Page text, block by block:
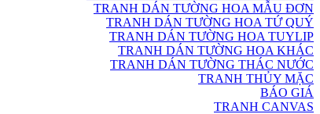
TRANH DÁN TƯỜNG HOA MẪU ĐƠN
TRANH DÁN TƯỜNG HOA TỨ QUÝ
TRANH DÁN TƯỜNG HOA TUYLIP
TRANH DÁN TƯỜNG HOA KHÁC
TRANH DÁN TƯỜNG THÁC NƯỚC
TRANH THỦY MẶC
BÁO GIÁ
TRANH CANVAS